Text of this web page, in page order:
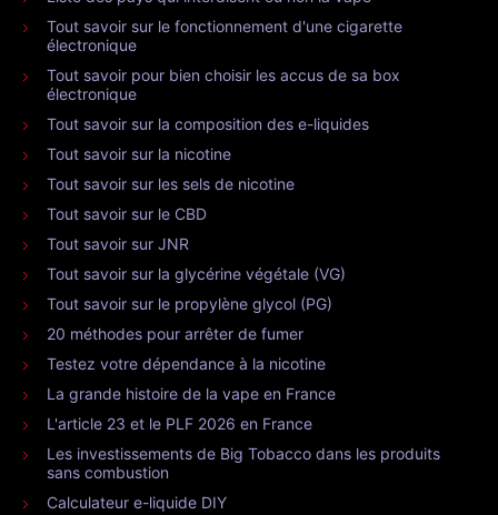
Tout savoir sur le fonctionnement d'une cigarette
électronique
Tout savoir pour bien choisir les accus de sa box
électronique
Tout savoir sur la composition des e-liquides
Tout savoir sur la nicotine
Tout savoir sur les sels de nicotine
Tout savoir sur le CBD
Tout savoir sur JNR
Tout savoir sur la glycérine végétale (VG)
Tout savoir sur le propylène glycol (PG)
20 méthodes pour arrêter de fumer
Testez votre dépendance à la nicotine
La grande histoire de la vape en France
L'article 23 et le PLF 2026 en France
Les investissements de Big Tobacco dans les produits
sans combustion
Calculateur e-liquide DIY